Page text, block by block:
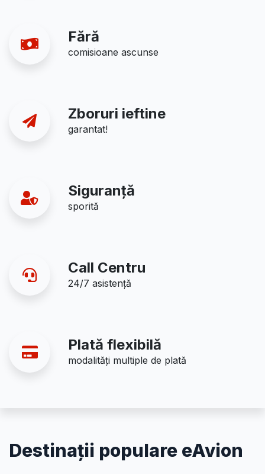
Fără
comisioane ascunse
Zboruri ieftine
garantat!
Siguranță
sporită
Call Centru
24/7 asistență
Plată flexibilă
modalități multiple de plată
Destinații populare eAvion